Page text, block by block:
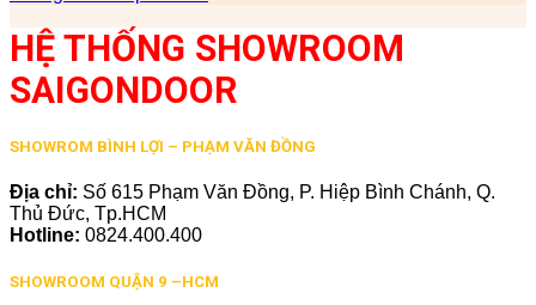
HỆ THỐNG SHOWROOM
SAIGONDOOR
SHOWROM BÌNH LỢI – PHẠM VĂN ĐỒNG
Địa chỉ: Số 615 Phạm Văn Đồng, P. Hiệp Bình Chánh, Q.
Thủ Đức, Tp.HCM
Hotline: 0824.400.400
SHOWROOM QUẬN 9 –HCM